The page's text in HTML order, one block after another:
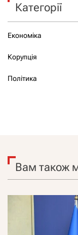
Категорії
Економіка
Корупція
Політика
Вам також